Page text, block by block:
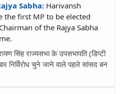
Sabha: Harivansh
the first MP to be elected
of the Rajya Sabha
सिंह राज्यसभा के उपसभापति (डिप्टी
निर्विरोध चुने जाने वाले पहले सांसद बन